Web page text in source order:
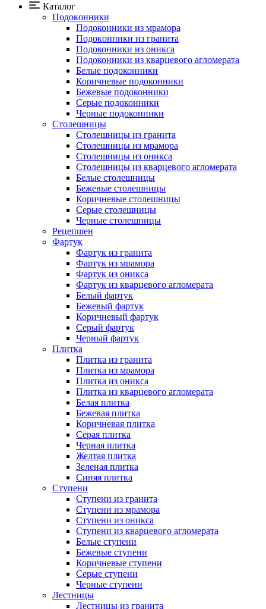
Каталог
Подокoнники
Подоконники из мрамора
Подокoнники из гранита
Подоконники из оникса
Подоконники из кварцевого агломерата
Белые подоконники
Коричневые подоконники
Бежевые подоконники
Серые подоконники
Черные подоконники
Столешницы
Столешницы из гранита
Столешницы из мрамора
Столешницы из оникса
Столешницы из кварцевого агломерата
Белые столешницы
Бежевые столешницы
Коричневые столешницы
Серые столешницы
Черные столешницы
Рецепшен
Фартук
Фартук из гранита
Фартук из мрамора
Фартук из оникса
Фартук из кварцевого агломерата
Белый фартук
Бежевый фартук
Коричневый фартук
Серый фартук
Черный фартук
Плитка
Плитка из гранита
Плитка из мрамора
Плитка из оникса
Плитка из кварцевого агломерата
Белая плитка
Бежевая плитка
Коричневая плитка
Серая плитка
Черная плитка
Желтая плитка
Зеленая плитка
Синяя плитка
Ступени
Ступени из гранита
Ступени из мрамора
Ступени из оникса
Ступени из кварцевого агломерата
Белые ступени
Бежевые ступени
Коричневые ступени
Серые ступени
Черные ступени
Лестницы
Лестницы из гранита